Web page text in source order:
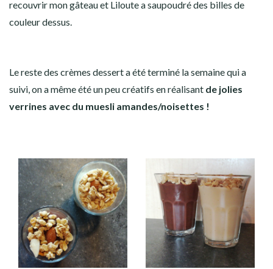
recouvrir mon gâteau et Liloute a saupoudré des billes de
couleur dessus.
Le reste des crèmes dessert a été terminé la semaine qui a
suivi, on a même été un peu créatifs en réalisant de jolies
verrines avec du muesli amandes/noisettes !